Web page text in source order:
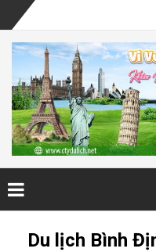
Du lịch Bình